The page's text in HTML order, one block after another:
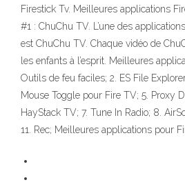
Firestick Tv. Meilleures applications
#1 : ChuChu TV. L’une des
est ChuChu TV. Chaque vidéo de
les enfants à l’esprit. Meilleures
Outils de feu faciles; 2. ES File
Mouse Toggle pour Fire TV; 5. Proxy
HayStack TV; 7. Tune In Radio; 8.
11. Rec; Meilleures applications pour